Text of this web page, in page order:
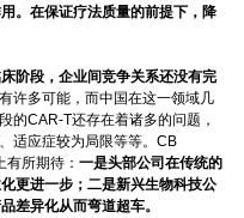
。在保证疗法质量的前提下，降
阶段，企业间竞争关系还没有完
许多可能，而中国在这一领域几
的CAR-T还存在着诸多的问题，
适应症较为局限等等。CB
所期待： 一是头部公司在传统的
更进一步；二是新兴生物科技公
差异化从而弯道超车。